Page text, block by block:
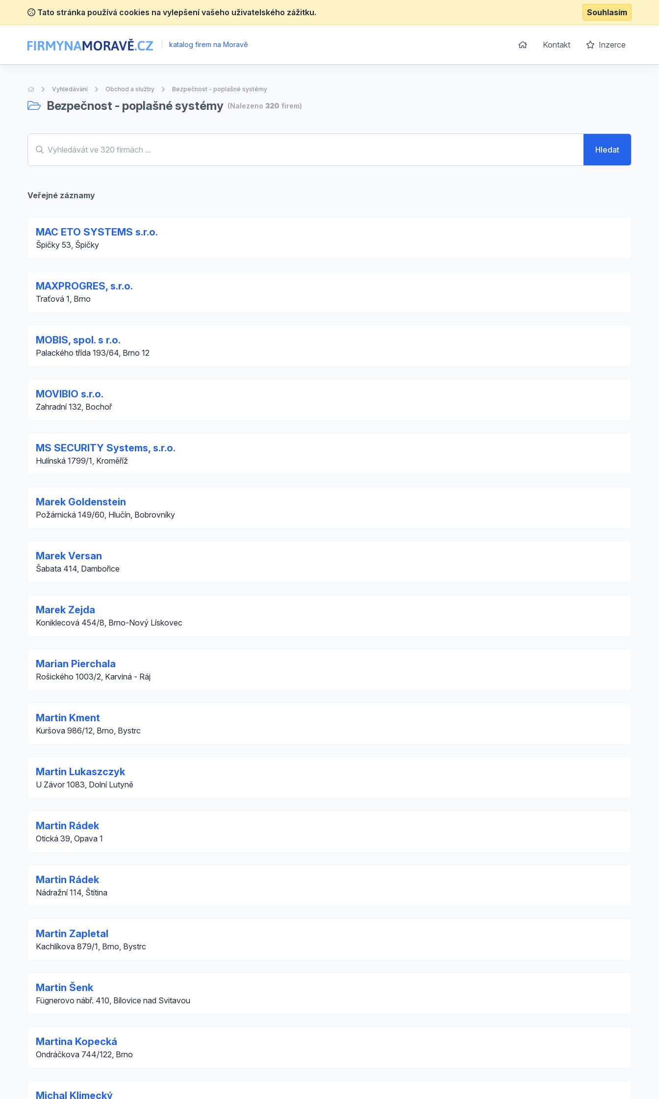
Tato stránka používá cookies na vylepšení vašeho uživatelského zážitku. Souhlasím
katalog firem na Moravě Kontakt Inzerce
Úvodní stránka
Vyhledávání Obchod a služby Bezpečnost - poplašné systémy
Bezpečnost - poplašné systémy (Nalezeno 320 firem)
Hledat
Veřejné záznamy
MAC ETO SYSTEMS s.r.o.
Špičky 53, Špičky
MAXPROGRES, s.r.o.
Traťová 1, Brno
MOBIS, spol. s r.o.
Palackého třída 193/64, Brno 12
MOVIBIO s.r.o.
Zahradní 132, Bochoř
MS SECURITY Systems, s.r.o.
Hulínská 1799/1, Kroměříž
Marek Goldenstein
Požárnická 149/60, Hlučín, Bobrovníky
Marek Versan
Šabata 414, Dambořice
Marek Zejda
Koniklecová 454/8, Brno-Nový Lískovec
Marian Pierchala
Rošického 1003/2, Karviná - Ráj
Martin Kment
Kuršova 986/12, Brno, Bystrc
Martin Lukaszczyk
U Závor 1083, Dolní Lutyně
Martin Rádek
Otická 39, Opava 1
Martin Rádek
Nádražní 114, Štítina
Martin Zapletal
Kachlíkova 879/1, Brno, Bystrc
Martin Šenk
Fügnerovo nábř. 410, Bílovice nad Svitavou
Martina Kopecká
Ondráčkova 744/122, Brno
Michal Klimecký